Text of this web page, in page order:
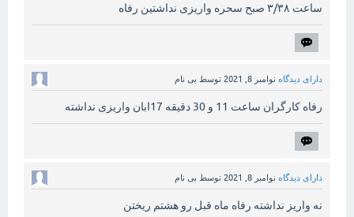
ساعت ۳/۳۸ صبح سحره واریزی نداشتین رفاه
دارای دیدگاه نوامبر 8, 2021 توسط بی نام
رفاه کارگران ساعت 11 و 30 دقیقه 17ابان واریزی نداشته
دارای دیدگاه نوامبر 8, 2021 توسط بی نام
نه واریز نداشته رفاه ماه قبل رو هشتم ریختن